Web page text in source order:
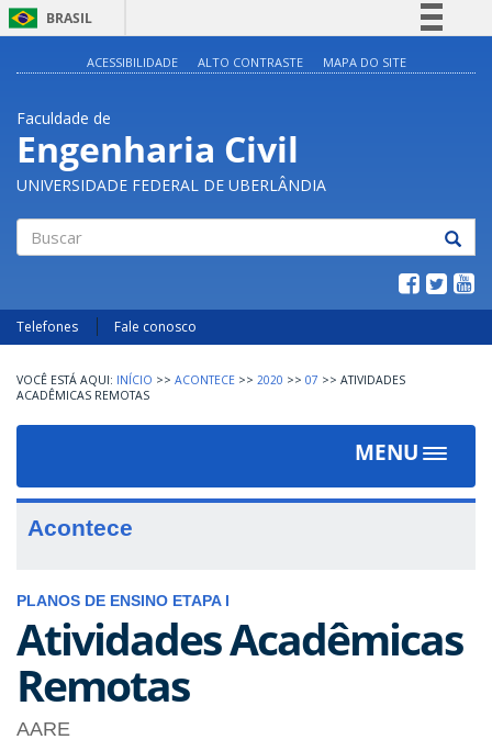
BRASIL
Legislação
Canais
ACESSIBILIDADE ALTO CONTRASTE MAPA DO SITE
Faculdade de
Engenharia Civil
UNIVERSIDADE FEDERAL DE UBERLÂNDIA
Telefones Fale conosco
INÍCIO >> ACONTECE >> 2020 >> 07 >> ATIVIDADES
ACADÊMICAS REMOTAS
MENU
Toggle
Acontece
PLANOS DE ENSINO ETAPA I
Atividades Acadêmicas
Remotas
AARE